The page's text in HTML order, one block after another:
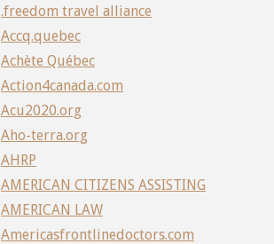
.freedom travel alliance
Accq.quebec
Achète Québec
Action4canada.com
Acu2020.org
Aho-terra.org
AHRP
AMERICAN CITIZENS ASSISTING
AMERICAN LAW
Americasfrontlinedoctors.com